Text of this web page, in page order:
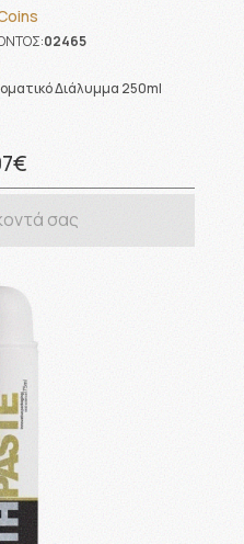
02465
Διάλυμμα 250ml
σας